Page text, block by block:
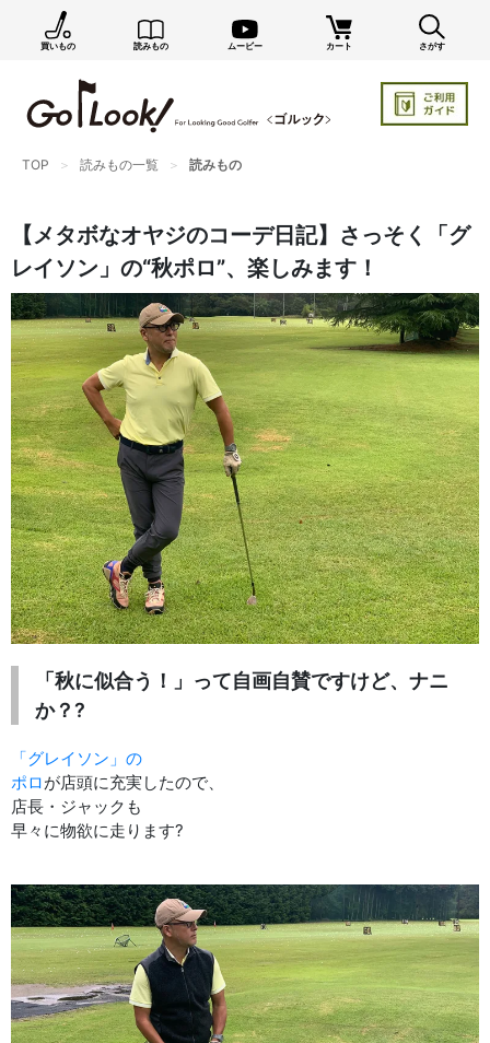
買いもの 読みもの ムービー カート さがす
TOP 読みもの一覧 読みもの
【メタボなオヤジのコーデ日記】さっそく「グ
レイソン」の“秋ポロ”、楽しみます！
「秋に似合う！」って自画自賛ですけど、ナニ
か？?
「グレイソン」の
ポロが店頭に充実したので、
店長・ジャックも
早々に物欲に走ります?
×
GO/LOOK! からのお知らせ（受信設定）
新商品情報や編集部のオススメ、オトクな情報・買い
まだご登録でない方はぜひ！
編集部セレクトのスタイル提案・お得情報（ダイレクトメール）
カートに残っている商品のお知らせ（買い忘れ通知）
お知らせを受け取る
いつでもメール内のリンクから配信停止できます